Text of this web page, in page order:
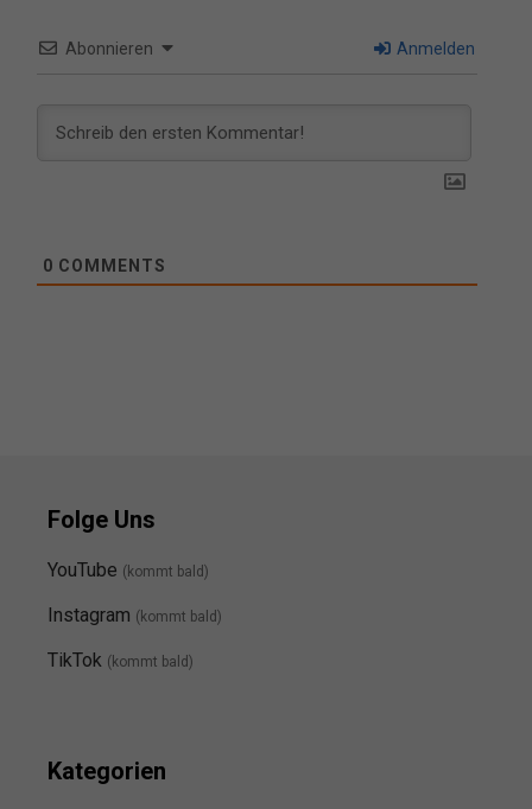
Abonnieren Anmelden
0 COMMENTS
Folge Uns
YouTube (kommt bald)
Instagram (kommt bald )
TikTok (kommt bald)
Kategorien